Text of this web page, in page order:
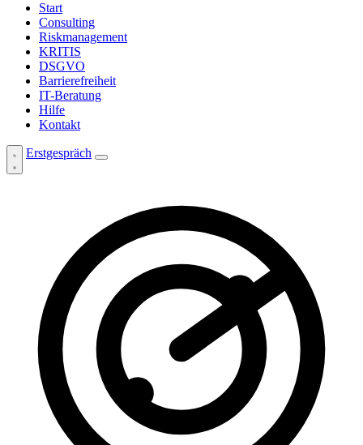
Start
Consulting
Riskmanagement
KRITIS
DSGVO
Barrierefreiheit
IT-Beratung
Hilfe
Kontakt
Erstgespräch